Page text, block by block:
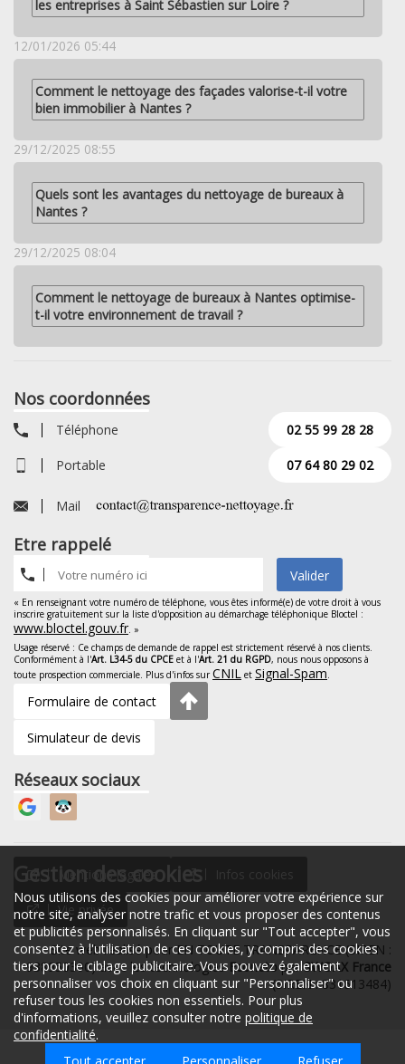
Gestion des cookies
Nous utilisons des cookies pour améliorer votre expérience sur
notre site, analyser notre trafic et vous proposer des contenus
et publicités personnalisés. En cliquant sur "Tout accepter", vous
consentez à l'utilisation de ces cookies, y compris des cookies
tiers pour le ciblage publicitaire. Vous pouvez également
personnaliser vos choix en cliquant sur "Personnaliser" ou
refuser tous les cookies non essentiels. Pour plus
d'informations, veuillez consulter notre politique de
confidentialité.
les entreprises à Saint Sébastien sur Loire ?
12/01/2026 05:44
Comment le nettoyage des façades valorise-t-il votre
bien immobilier à Nantes ?
29/12/2025 08:55
Quels sont les avantages du nettoyage de bureaux à
Nantes ?
29/12/2025 08:04
Comment le nettoyage de bureaux à Nantes optimise-
t-il votre environnement de travail ?
Nos coordonnées
Téléphone 02 55 99 28 28
Portable 07 64 80 29 02
Mail
Etre rappelé
Valider
« En renseignant votre numéro de téléphone, vous êtes informé(e) de votre droit à vous
inscrire gratuitement sur la liste d'opposition au démarchage téléphonique Bloctel :
www.bloctel.gouv.fr. »
Usage réservé : Ce champs de demande de rappel est strictement réservé à nos clients.
Conformément à l'Art. L34-5 du CPCE et à l'Art. 21 du RGPD, nous nous opposons à
toute prospection commerciale. Plus d'infos surCNIL et Signal-Spam.
Formulaire de contact
Simulateur de devis
Réseaux sociaux
Mentions légales Infos cookies
Vie privée
Site web réalisé pour EN TOUTE TRANSPARENCE (SIREN :
938950300) avec les technologiesEconetoparSWOAX France
(SIREN : 831613484)